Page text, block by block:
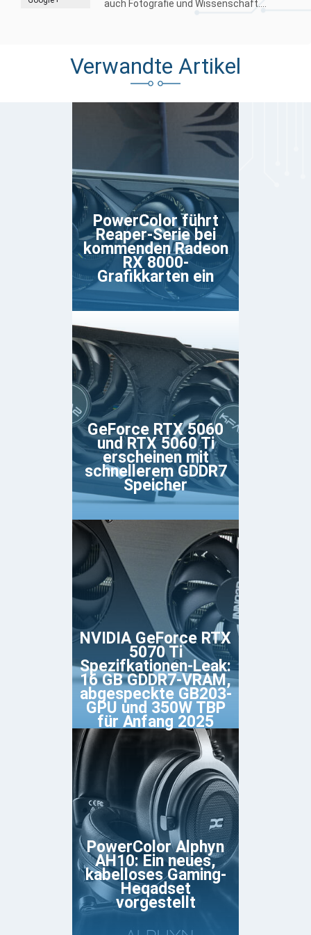
auch Fotografie und Wissenschaft....
Verwandte Artikel
PowerColor führt
Reaper-Serie bei
kommenden Radeon
RX 8000-
Grafikkarten ein
GeForce RTX 5060
und RTX 5060 Ti
erscheinen mit
schnellerem GDDR7
Speicher
NVIDIA GeForce RTX
5070 Ti
Spezifkationen-Leak:
16 GB GDDR7-VRAM,
abgespeckte GB203-
GPU und 350W TBP
für Anfang 2025
PowerColor Alphyn
AH10: Ein neues,
kabelloses Gaming-
Heqadset
vorgestellt